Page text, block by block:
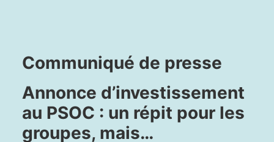
Communiqué de presse
Annonce d’investissement
au PSOC : un répit pour les
groupes, mais…